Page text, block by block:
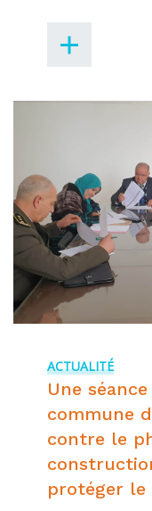
ACTUALITÉ
Une
commune
contre le
protéger le